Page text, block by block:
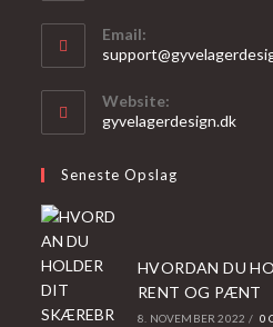
Email:
Website:
gyvelagerdesign.dk
Seneste Opslag
HVORDAN DU
RENT OG PÆNT
8. NOVEMBER 2022 / 0